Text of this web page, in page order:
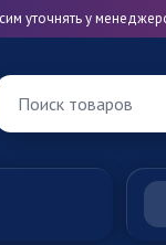
уточнять у
Поиск товаров